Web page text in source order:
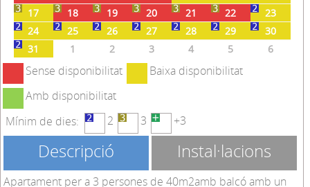
17
18 19 20 21 22
23
24
25 26 27 28 29
30
31
1 2 3 4 5 6
Sense disponibilitat
Baixa disponibilitat
Amb disponibilitat
Mínim de dies:
2 3 +3
Descripció Instal·lacions
Apartament per a 3 persones de 40m2amb balcó amb un